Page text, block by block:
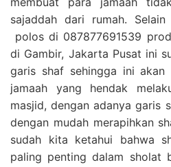
sajaddah dari rumah.
polos di 087877691539
di Gambir, Jakarta Pusat ini
garis shaf sehingga ini akan
jamaah yang hendak
masjid, dengan adanya garis
dengan mudah merapihkan
sudah kita ketahui bahwa
paling penting dalam sholat